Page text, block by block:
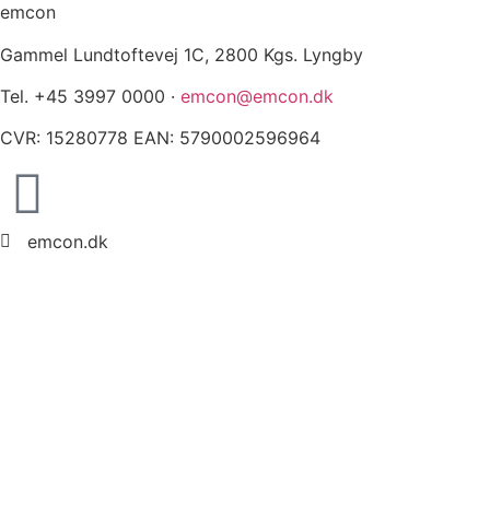
emcon
Gammel Lundtoftevej 1C, 2800 Kgs. Lyngby
Tel. +45 3997 0000 · emcon@emcon.dk
CVR: 15280778 EAN: 5790002596964
emcon.dk